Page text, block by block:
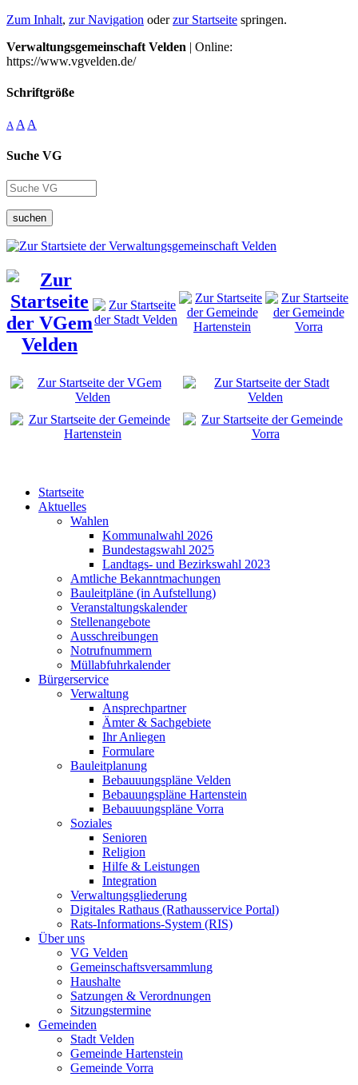
Zum Inhalt, zur Navigation oderzur Startseite springen.
Verwaltungsgemeinschaft Velden | Online:
https://www.vgvelden.de/
Schriftgröße
A A A
Suche VG
suchen
Startseite
Aktuelles
Wahlen
Kommunalwahl 2026
Bundestagswahl 2025
Landtags- und Bezirkswahl 2023
Amtliche Bekanntmachungen
Bauleitpläne (in Aufstellung)
Veranstaltungskalender
Stellenangebote
Ausschreibungen
Notrufnummern
Müllabfuhrkalender
Bürgerservice
Verwaltung
Ansprechpartner
Ämter & Sachgebiete
Ihr Anliegen
Formulare
Bauleitplanung
Bebauuungspläne Velden
Bebauungspläne Hartenstein
Bebauuungspläne Vorra
Soziales
Senioren
Religion
Hilfe & Leistungen
Integration
Verwaltungsgliederung
Digitales Rathaus (Rathausservice Portal)
Rats-Informations-System (RIS)
Über uns
VG Velden
Gemeinschaftsversammlung
Haushalte
Satzungen & Verordnungen
Sitzungstermine
Gemeinden
Stadt Velden
Gemeinde Hartenstein
Gemeinde Vorra